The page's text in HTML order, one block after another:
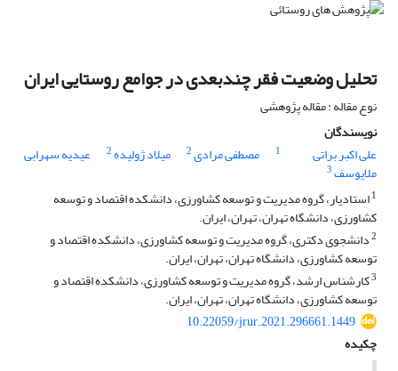
تحلیل وضعیت فقر چندبعدی در جوامع روستایی ایران
نوع مقاله : مقاله پژوهشی
نویسندگان
علی اکبر براتی
1 مصطفی مرادی2 میلاد ژولیده2 عیدیه سهرابی
ملایوسف3
1استادیار، گروه مدیریت و توسعه کشاورزی، دانشکده اقتصاد و توسعه
کشاورزی، دانشگاه تهران، تهران، ایران.
2دانشجوی دکتری، گروه مدیریت و توسعه کشاورزی، دانشکده اقتصاد و
توسعه کشاورزی، دانشگاه تهران، تهران، ایران.
3کارشناس ارشد، گروه مدیریت و توسعه کشاورزی، دانشکده اقتصاد و
توسعه کشاورزی، دانشگاه تهران، تهران، ایران.
10.22059/jrur.2021.296661.1449
چکیده